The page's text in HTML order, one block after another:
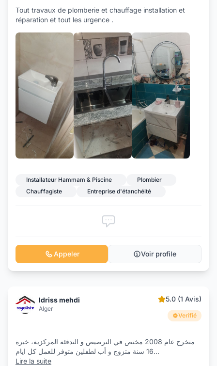
Tout travaux de plomberie et chauffage installation et
réparation et tout les urgence .
Installateur Hammam & Piscine
Plombier
Chauffagiste
Entreprise d'étanchéité
Appeler Voir profile
Idriss mehdi
Alger
5.0 (1 Avis)
Verifié
متخرج عام 2008 مختص في الترصيص و التدفئة المركزية، خبرة
16 سنة متزوج و أب لطفلين متوفر للعمل كل ايام...
Lire la suite